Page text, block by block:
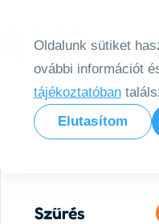
Oldalunk sütiket
ovábbi információt
tájékoztatóban
Elutasítom
Nild Hungary
Szűrés